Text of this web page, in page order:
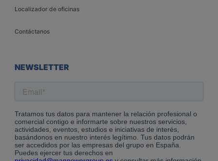
Localizador de oficinas
Contáctanos
NEWSLETTER